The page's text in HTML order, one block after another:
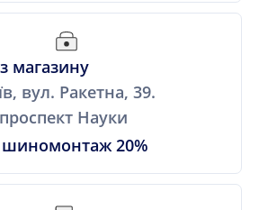
магазину
вул. Ракетна, 39.
Науки
20%